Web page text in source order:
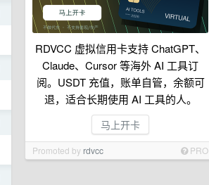
RDVCC 虚拟信用卡支持 ChatGPT、
Claude、Cursor 等海外 AI 工具订
阅。USDT 充值，账单自管，余额可
退，适合长期使用 AI 工具的人。
马上开卡
Promoted by rdvcc PRO